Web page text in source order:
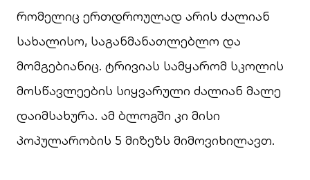
რომელიც ერთდროულად არის ძალიან
სახალისო, საგანმანათლებლო და
მომგებიანიც. ტრივიას სამყარომ სკოლის
მოსწავლეების სიყვარული ძალიან მალე
დაიმსახურა. ამ ბლოგში კი მისი
პოპულარობის 5 მიზეზს მიმოვიხილავთ.